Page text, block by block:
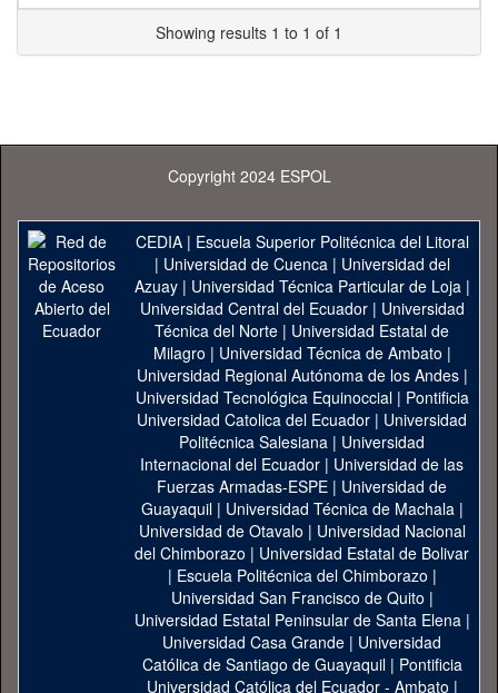
Showing results 1 to 1 of 1
Copyright 2024 ESPOL
CEDIA| Escuela Superior Politécnica del Litoral
| Universidad de Cuenca| Universidad del
Azuay| Universidad Técnica Particular de Loja|
Universidad Central del Ecuador| Universidad
Técnica del Norte | Universidad Estatal de
Milagro | Universidad Técnica de Ambato |
Universidad Regional Autónoma de los Andes|
Universidad Tecnológica Equinoccial| Pontificia
Universidad Catolica del Ecuador | Universidad
Politécnica Salesiana | Universidad
Internacional del Ecuador | Universidad de las
Fuerzas Armadas-ESPE | Universidad de
Guayaquil| Universidad Técnica de Machala|
Universidad de Otavalo | Universidad Nacional
del Chimborazo | Universidad Estatal de Bolivar
| Escuela Politécnica del Chimborazo |
Universidad San Francisco de Quito |
Universidad Estatal Peninsular de Santa Elena|
Universidad Casa Grande | Universidad
Católica de Santiago de Guayaquil| Pontificia
Universidad Católica del Ecuador - Ambato |